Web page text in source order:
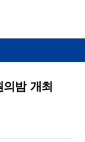
의밤 개최